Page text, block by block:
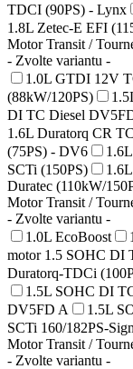
TDCI (90PS) - Lynx
1.8L Zetec-E EFI
Motor Transit /
- Zvolte variantu -
1.0L GTDI 12V
(88kW/120PS)
DI TC Diesel
1.6L Duratorq CR
(75PS) - DV6
SCTi (150PS)
Duratec (110kW/
Motor Transit /
- Zvolte variantu -
1.0L EcoBoost
motor 1.5 SOHC DI
Duratorq-TDCi
1.5L SOHC DI
DV5FD A
1.5L
SCTi 160/182PS-
Motor Transit /
- Zvolte variantu -